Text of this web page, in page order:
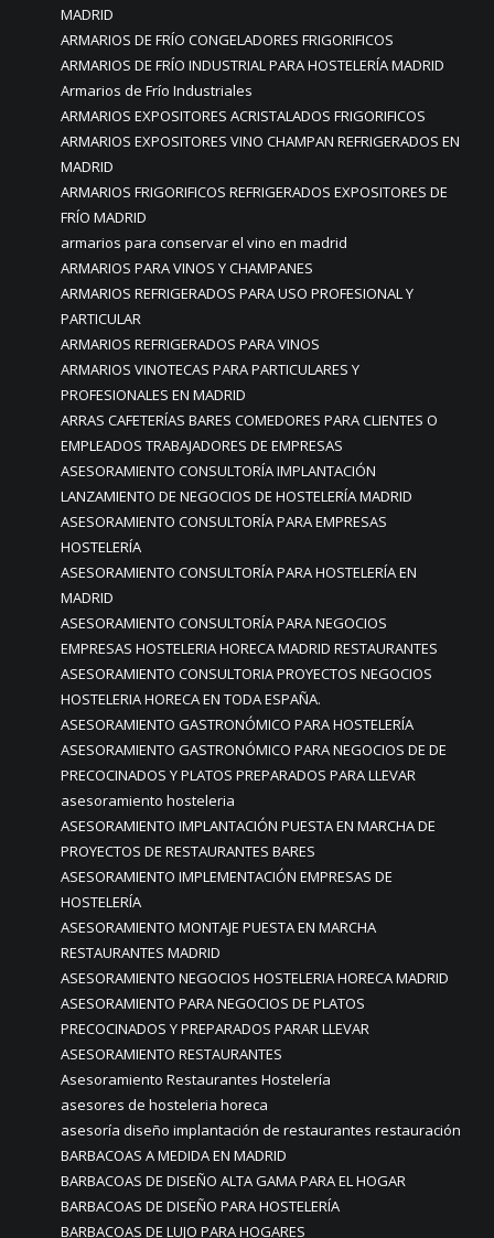
MADRID
ARMARIOS DE FRÍO CONGELADORES FRIGORIFICOS
ARMARIOS DE FRÍO INDUSTRIAL PARA HOSTELERÍA MADRID
Armarios de Frío Industriales
ARMARIOS EXPOSITORES ACRISTALADOS FRIGORIFICOS
ARMARIOS EXPOSITORES VINO CHAMPAN REFRIGERADOS EN
MADRID
ARMARIOS FRIGORIFICOS REFRIGERADOS EXPOSITORES DE
FRÍO MADRID
armarios para conservar el vino en madrid
ARMARIOS PARA VINOS Y CHAMPANES
ARMARIOS REFRIGERADOS PARA USO PROFESIONAL Y
PARTICULAR
ARMARIOS REFRIGERADOS PARA VINOS
ARMARIOS VINOTECAS PARA PARTICULARES Y
PROFESIONALES EN MADRID
ARRAS CAFETERÍAS BARES COMEDORES PARA CLIENTES O
EMPLEADOS TRABAJADORES DE EMPRESAS
ASESORAMIENTO CONSULTORÍA IMPLANTACIÓN
LANZAMIENTO DE NEGOCIOS DE HOSTELERÍA MADRID
ASESORAMIENTO CONSULTORÍA PARA EMPRESAS
HOSTELERÍA
ASESORAMIENTO CONSULTORÍA PARA HOSTELERÍA EN
MADRID
ASESORAMIENTO CONSULTORÍA PARA NEGOCIOS
EMPRESAS HOSTELERIA HORECA MADRID RESTAURANTES
ASESORAMIENTO CONSULTORIA PROYECTOS NEGOCIOS
HOSTELERIA HORECA EN TODA ESPAÑA.
ASESORAMIENTO GASTRONÓMICO PARA HOSTELERÍA
ASESORAMIENTO GASTRONÓMICO PARA NEGOCIOS DE DE
PRECOCINADOS Y PLATOS PREPARADOS PARA LLEVAR
asesoramiento hosteleria
ASESORAMIENTO IMPLANTACIÓN PUESTA EN MARCHA DE
PROYECTOS DE RESTAURANTES BARES
ASESORAMIENTO IMPLEMENTACIÓN EMPRESAS DE
HOSTELERÍA
ASESORAMIENTO MONTAJE PUESTA EN MARCHA
RESTAURANTES MADRID
ASESORAMIENTO NEGOCIOS HOSTELERIA HORECA MADRID
ASESORAMIENTO PARA NEGOCIOS DE PLATOS
PRECOCINADOS Y PREPARADOS PARAR LLEVAR
ASESORAMIENTO RESTAURANTES
Asesoramiento Restaurantes Hostelería
asesores de hosteleria horeca
asesoría diseño implantación de restaurantes restauración
BARBACOAS A MEDIDA EN MADRID
BARBACOAS DE DISEÑO ALTA GAMA PARA EL HOGAR
BARBACOAS DE DISEÑO PARA HOSTELERÍA
BARBACOAS DE LUJO PARA HOGARES